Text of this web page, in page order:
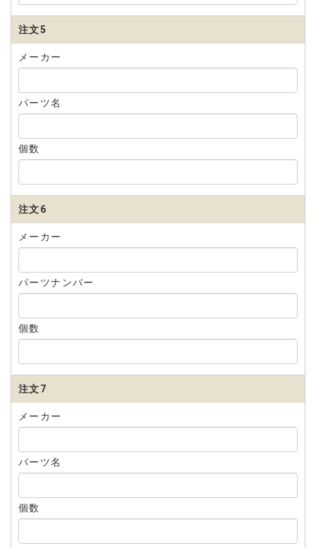
注文5
メーカー
パーツ名
個数
注文6
メーカー
パーツナンバー
個数
注文7
メーカー
パーツ名
個数